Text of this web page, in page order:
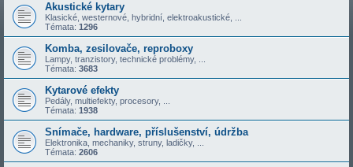
Akustické kytary
Klasické, westernové, hybridní, elektroakustické, ...
Témata: 1296
Komba, zesilovače, reproboxy
Lampy, tranzistory, technické problémy, ...
Témata: 3683
Kytarové efekty
Pedály, multiefekty, procesory, ...
Témata: 1938
Snímače, hardware, příslušenství, údržba
Elektronika, mechaniky, struny, ladičky, ...
Témata: 2606